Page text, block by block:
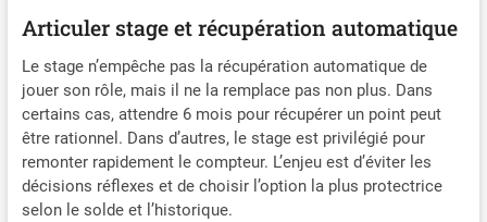
Articuler stage et récupération automatique
Le stage n’empêche pas la récupération automatique de
jouer son rôle, mais il ne la remplace pas non plus. Dans
certains cas, attendre 6 mois pour récupérer un point peut
être rationnel. Dans d’autres, le stage est privilégié pour
remonter rapidement le compteur. L’enjeu est d’éviter les
décisions réflexes et de choisir l’option la plus protectrice
selon le solde et l’historique.